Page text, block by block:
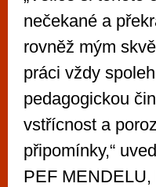
nečekané a
rovněž mým
práci vždy
pedagogickou
vstřícnost a
připomínky,“
PEF